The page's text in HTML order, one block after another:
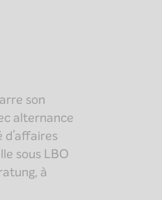
son
alternance
sous LBO
à